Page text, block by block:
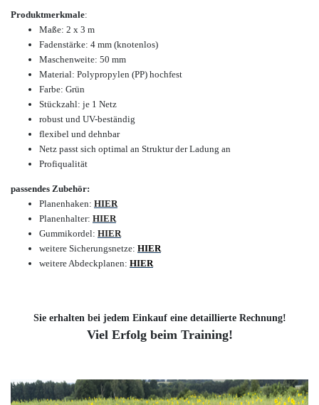
Produktmerkmale:
Maße: 2 x 3 m
Fadenstärke: 4 mm (knotenlos)
Maschenweite: 50 mm
Material: Polypropylen (PP) hochfest
Farbe: Grün
Stückzahl: je 1 Netz
robust und UV-beständig
flexibel und dehnbar
Netz passt sich optimal an Struktur der Ladung an
Profiqualität
passendes Zubehör:
Planenhaken: HIER
Planenhalter: HIER
Gummikordel: HIER
weitere Sicherungsnetze: HIER
weitere Abdeckplanen: HIER
Sie erhalten bei jedem Einkauf eine detaillierte Rechnung!
Viel Erfolg beim Training!